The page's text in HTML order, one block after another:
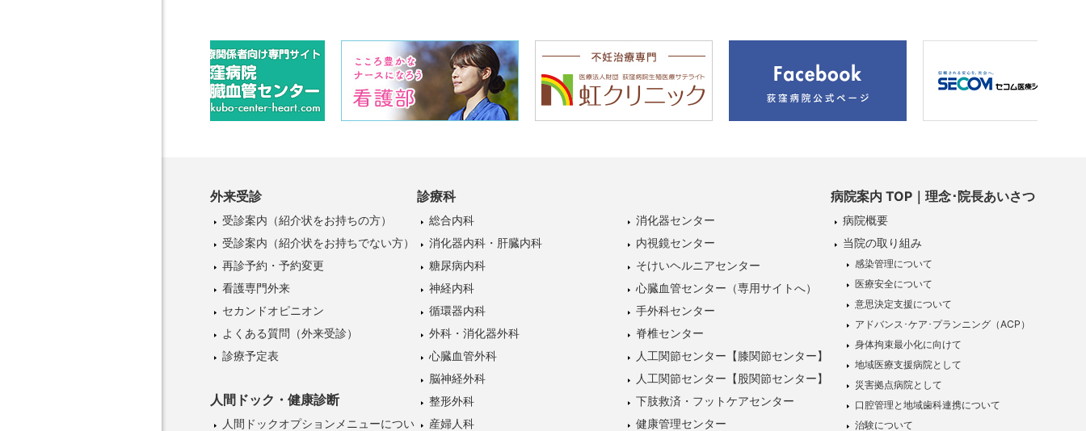
外来受診
受診案内 （紹介状をお持ちの方）
受診案内 （紹介状をお持ちでない方）
再診予約・予約変更
看護専門外来
セカンドオピニオン
よくある質問（外来受診）
診療予定表
人間ドック・健康診断
人間ドックオプションメニューについ
診療科
総合内科
消化器内科・肝臓内科
糖尿病内科
神経内科
循環器内科
外科・消化器外科
心臓血管外科
脳神経外科
整形外科
産婦人科
消化器センター
内視鏡センター
そけいヘルニアセンター
心臓血管センター（専用サイトへ）
手外科センター
脊椎センター
人工関節センター【膝関節センター】
人工関節センター【股関節センター】
下肢救済・フットケアセンター
健康管理センター
病院案内 TOP｜理念･院長あいさつ
病院概要
当院の取り組み
感染管理について
医療安全について
意思決定支援について
アドバンス･ケア･プランニング（ACP）
身体拘束最小化に向けて
地域医療支援病院として
災害拠点病院として
口腔管理と地域歯科連携について
治験について